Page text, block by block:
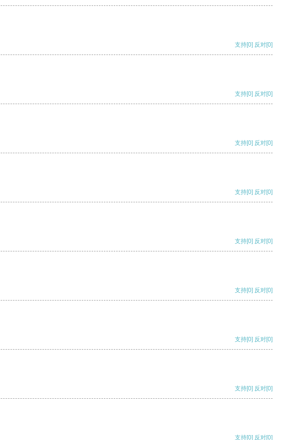
支持[0] 反对[0]
支持[0] 反对[0]
支持[0] 反对[0]
支持[0] 反对[0]
支持[0] 反对[0]
支持[0] 反对[0]
支持[0] 反对[0]
支持[0] 反对[0]
支持[0] 反对[0]